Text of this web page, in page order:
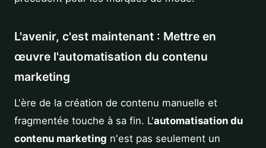
L'avenir, c'est maintenant : Mettre en
œuvre l'automatisation du contenu
marketing
L'ère de la création de contenu manuelle et
fragmentée touche à sa fin. L'automatisation du
contenu marketing n'est pas seulement un